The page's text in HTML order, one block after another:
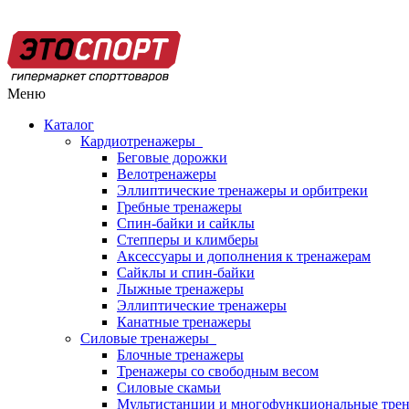
Меню
Каталог
Кардиотренажеры
Беговые дорожки
Велотренажеры
Эллиптические тренажеры и орбитреки
Гребные тренажеры
Спин-байки и сайклы
Степперы и климберы
Аксессуары и дополнения к тренажерам
Сайклы и спин-байки
Лыжные тренажеры
Эллиптические тренажеры
Канатные тренажеры
Силовые тренажеры
Блочные тренажеры
Тренажеры со свободным весом
Силовые скамьи
Мультистанции и многофункциональные